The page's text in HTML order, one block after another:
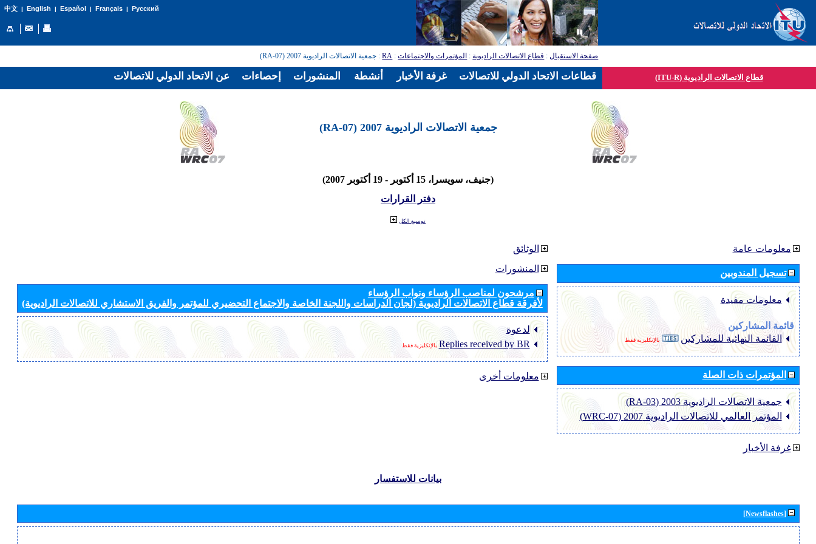
中文| English | Español | Français| Русский
صفحة الاستقبال: قطاع الاتصالات الراديوية: المؤتمرات والاجتماعات:
RA: جمعية الاتصالات الراديوية 2007 (RA-07)
قطاع الاتصالات الراديوية (ITU-R)
جمعية الاتصالات الراديوية 2007 (RA-07)
(جنيف، سويسرا، 15 أكتوبر - 19 أكتوبر 2007)
دفتر القرارات
توسيع الكل
الوثائق
المنشورات
مرشحون لمناصب الرؤساء ونواب الرؤساء
لأفرقة قطاع الاتصالات الراديوية (لجان الدراسات واللجنة الخاصة والاجتماع التحضيري للمؤتمر والفريق الاستشاري للاتصالات الراديوية)
لدعوة
Replies received by BR بالإنكليزية فقط
معلومات أخرى
معلومات عامة
تسجيل المندوبين
معلومات مفيدة
قائمة المشاركين
القائمة النهائية للمشاركين
بالإنكليزية فقط
المؤتمرات ذات الصلة
جمعية الاتصالات الراديوية 2003 (RA-03)
المؤتمر العالمي للاتصالات الراديوية 2007 (WRC-07)
غرفة الأخبار
بيانات للاستفسار
[Newsflashes]
عن الاتحاد الدولي للاتصالات إحصاءات المنشورات أنشطة غرفة الأخبار قطاعات الاتحاد الدولي للاتصالات